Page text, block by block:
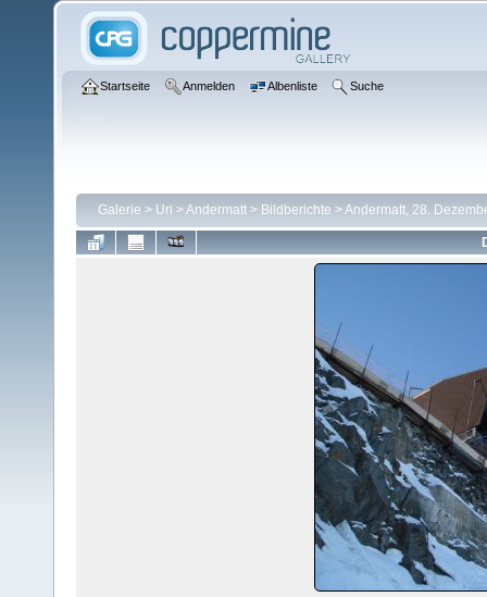
Startseite Anmelden Albenliste Suche
Galerie > Uri >Andermatt > Bildberichte >Andermatt, 28.